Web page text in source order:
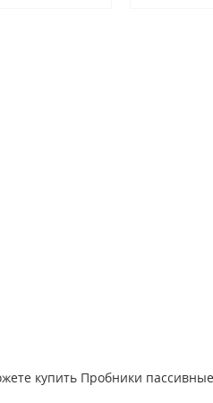
купить Пробники